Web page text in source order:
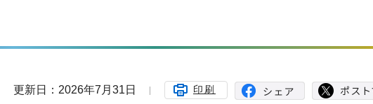
更新日：2026年7月31日 印刷